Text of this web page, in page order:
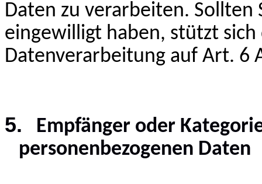
Daten zu verarbeiten.
eingewilligt haben, stützt sich
Datenverarbeitung auf Art. 6
5.
Empfänger oder
personenbezogenen Daten